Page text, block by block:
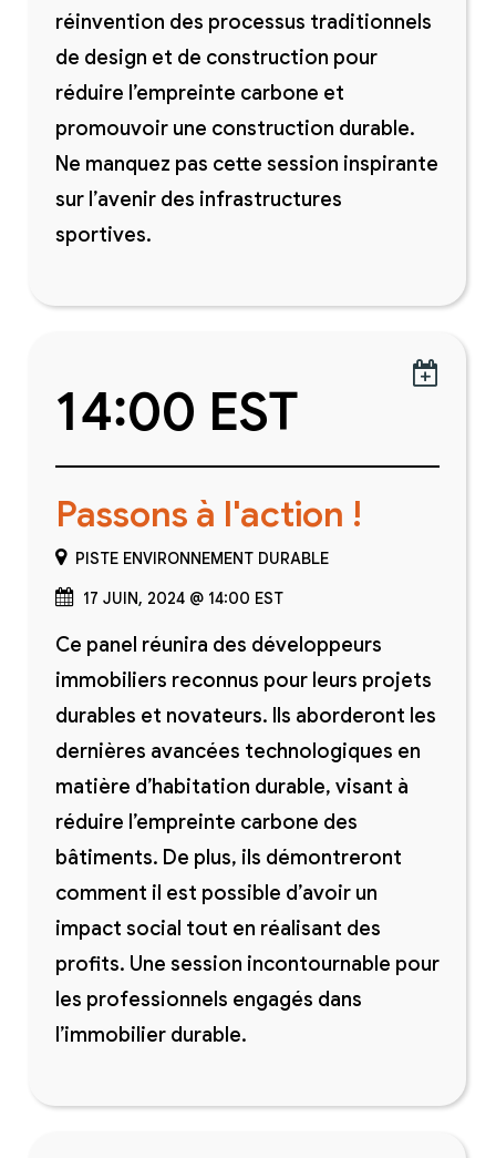
réinvention des processus traditionnels
de design et de construction pour
réduire l’empreinte carbone et
promouvoir une construction durable.
Ne manquez pas cette session inspirante
sur l’avenir des infrastructures
sportives.

14:00 EST
Passons à l'action !
PISTE ENVIRONNEMENT DURABLE
17 JUIN, 2024 @ 14:00 EST
Ce panel réunira des développeurs
immobiliers reconnus pour leurs projets
durables et novateurs. Ils aborderont les
dernières avancées technologiques en
matière d’habitation durable, visant à
réduire l’empreinte carbone des
bâtiments. De plus, ils démontreront
comment il est possible d’avoir un
impact social tout en réalisant des
profits. Une session incontournable pour
les professionnels engagés dans
l’immobilier durable.